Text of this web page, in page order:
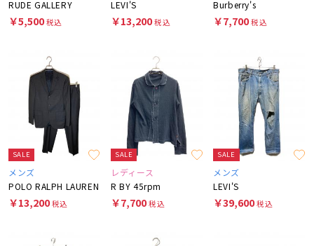
RUDE GALLERY
￥5,500税込
LEVI'S
￥13,200税込
Burberry's
￥7,700税込
SALE
メンズ
POLO RALPH LAUREN
￥13,200税込
SALE
レディース
R BY 45rpm
￥7,700税込
SALE
メンズ
LEVI'S
￥39,600税込